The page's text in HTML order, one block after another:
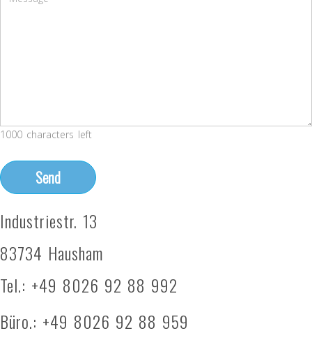
1000 characters left
Industriestr. 13
83734 Hausham
Tel.: +49 8026 92 88 992
Büro.: +49 8026 92 88 959